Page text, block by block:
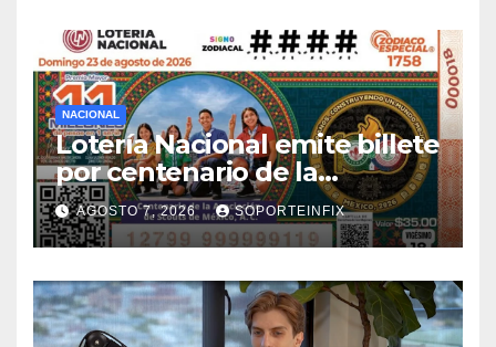
NACIONAL
Lotería Nacional emite billete
por centenario de la
Asociación de Scouts en
México
AGOSTO 7, 2026 SOPORTEINFIX